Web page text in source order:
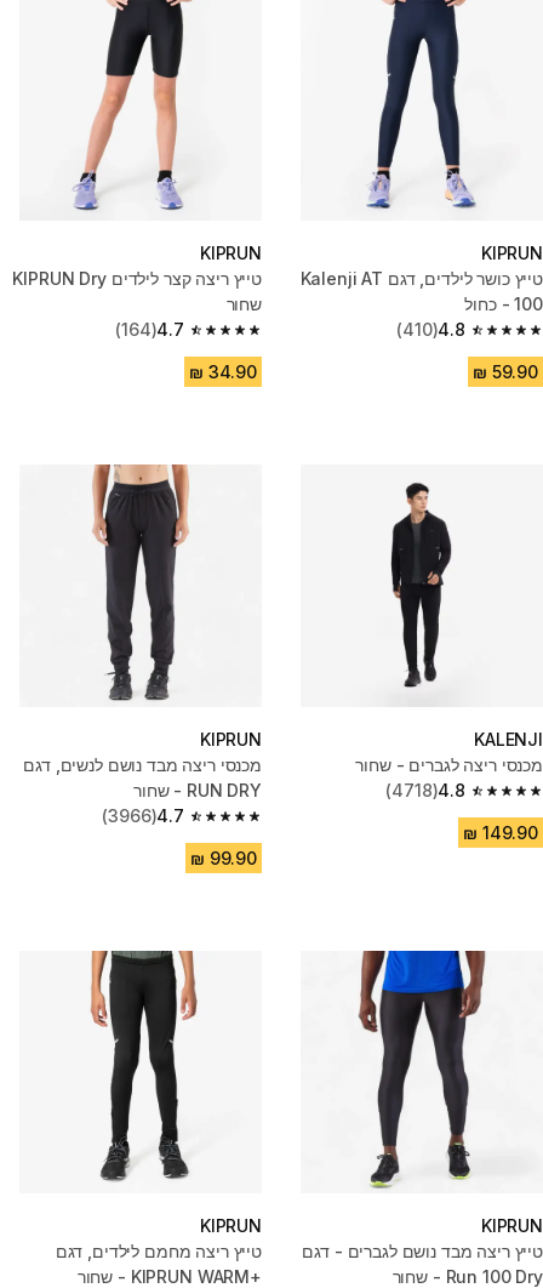
KIPRUN
טייץ כושר לילדים, דגם Kalenji AT
100 - כחול
4.8
4.8 out of 5 stars from 410 reviews
(410)
KIPRUN
טייץ ריצה קצר לילדים KIPRUN Dry
שחור
4.7
4.7 out of 5 stars from 164 reviews
(164)
KALENJI
מכנסי ריצה לגברים - שחור
4.8
4.8 out of 5 stars from 4718 reviews
(4718)
KIPRUN
מכנסי ריצה מבד נושם לנשים, דגם
RUN DRY - שחור
4.7
4.7 out of 5 stars from 3966 reviews
(3966)
KIPRUN
טייץ ריצה מבד נושם לגברים - דגם
Run 100 Dry - שחור
KIPRUN
טייץ ריצה מחמם לילדים, דגם
KIPRUN WARM+‎ - שחור